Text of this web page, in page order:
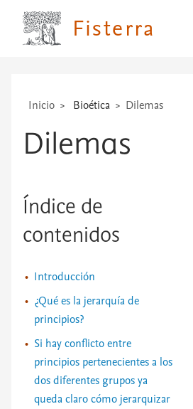
Fisterra
técnicas
Inicio Bioética Dilemas
Dilemas
Índice de
contenidos
Introducción
¿Qué es la jerarquía de
principios?
Si hay conflicto entre
principios pertenecientes a los
dos diferentes grupos ya
queda claro cómo jerarquizar